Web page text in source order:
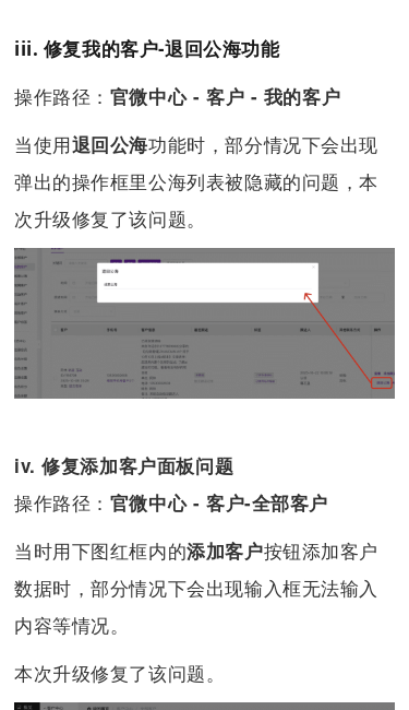
iii. 修复我的客户-退回公海功能
操作路径： 官微中心 - 客户 - 我的客户
当使用退回公海功能时，部分情况下会出现
弹出的操作框里公海列表被隐藏的问题，本
次升级修复了该问题。
iv. 修复添加客户面板问题
操作路径： 官微中心 - 客户-全部客户
当时用下图红框内的添加客户按钮添加客户
数据时，部分情况下会出现输入框无法输入
内容等情况。
本次升级修复了该问题。